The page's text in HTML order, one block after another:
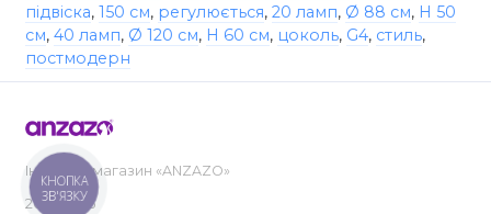
підвіска, 150 см, регулюється, 20 ламп, Ø 88 см, H 50
см, 40 ламп, Ø 120 см, H 60 см, цоколь, G4, стиль,
постмодерн
Інтернет-магазин «ANZAZO»
2019-2026
КНОПКА
ЗВ'ЯЗКУ